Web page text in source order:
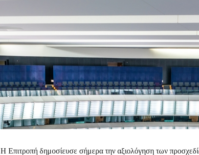
Η Επιτροπή δημοσίευσε σήμερα την αξιολόγηση των